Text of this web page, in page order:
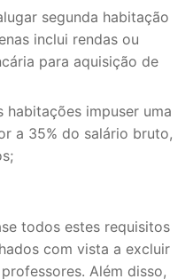
segunda habitação
inclui rendas ou
para aquisição de
habitações impuser uma
a 35% do salário bruto,
todos estes requisitos
com vista a excluir
Além disso,